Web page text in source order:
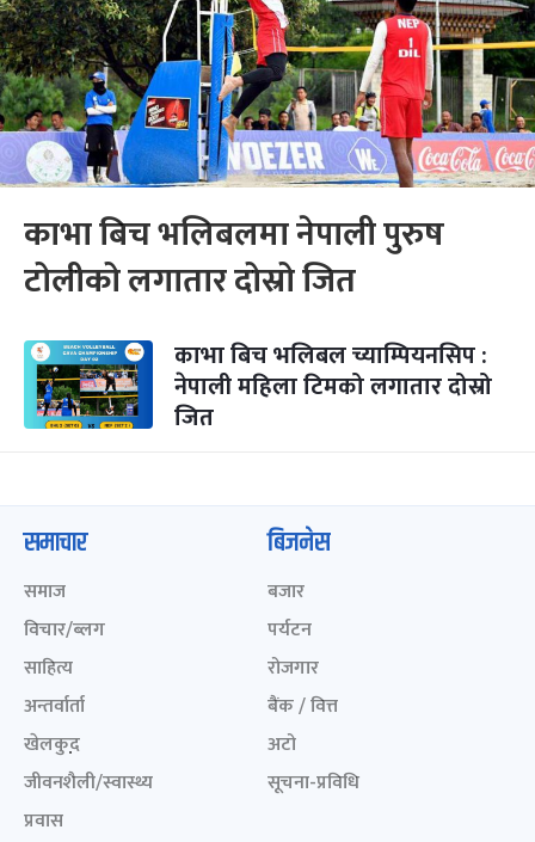
काभा बिच भलिबलमा नेपाली पुरुष
टोलीको लगातार दोस्रो जित
काभा बिच भलिबल च्याम्पियनसिप :
नेपाली महिला टिमको लगातार दोस्रो
जित
समाचार
समाज
विचार/ब्लग
साहित्य
अन्तर्वार्ता
खेलकुद़़
जीवनशैली/स्वास्थ्य
प्रवास
बिजनेस
बजार
पर्यटन
रोजगार
बैंक / वित्त
अटो
सूचना-प्रविधि